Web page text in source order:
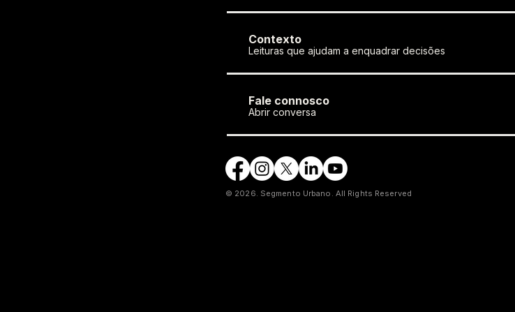
Contexto
Leituras que ajudam a enquadrar decisões
Fale connosco
Abrir conversa
© 2026. Segmento Urbano. All Rights Reserved